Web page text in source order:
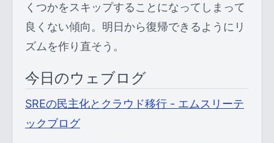
くつかをスキップすることになってしまって
良くない傾向。明日から復帰できるようにリ
ズムを作り直そう。
今日のウェブログ
SREの民主化とクラウド移行 - エムスリーテ
ックブログ